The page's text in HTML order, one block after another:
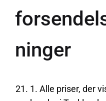
ninger
1. Alle priser, der